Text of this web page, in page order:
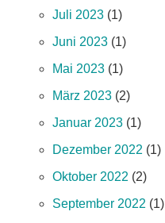
Juli 2023 (1)
Juni 2023 (1)
Mai 2023 (1)
März 2023 (2)
Januar 2023 (1)
Dezember 2022 (1)
Oktober 2022 (2)
September 2022 (1)